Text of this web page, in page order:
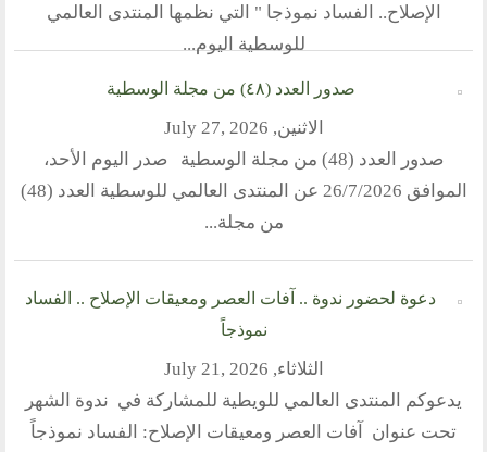
الحوار في الاسلام
بيانات
رحلات
مركز الدراسات
دراسات في الوسطية والتطرف والارهاب
أقسام المنتدى
الإصلاح.. الفساد نموذجا " التي نظمها المنتدى العالمي
للوسطية اليوم...
صدور العدد (٤٨) من مجلة الوسطية
الاثنين, July 27, 2026
صدور العدد (48) من مجلة الوسطية صدر اليوم الأحد،
الموافق 26/7/2026 عن المنتدى العالمي للوسطية العدد (48)
من مجلة...
دعوة لحضور ندوة .. آفات العصر ومعيقات الإصلاح .. الفساد
نموذجاً
الثلاثاء, July 21, 2026
يدعوكم المنتدى العالمي للويطية للمشاركة في ندوة الشهر
تحت عنوان آفات العصر ومعيقات الإصلاح: الفساد نموذجاً